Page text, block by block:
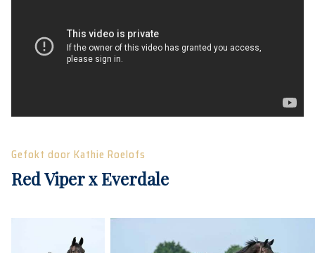
Gefokt door Kathie Roelofs
Red Viper x Everdale